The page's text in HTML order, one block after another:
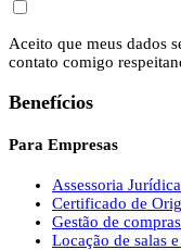
Aceito que meus dados
contato comigo
Benefícios
Para Empresas
Assessoria Jurídica
Certificado de
Gestão de
Locação de salas